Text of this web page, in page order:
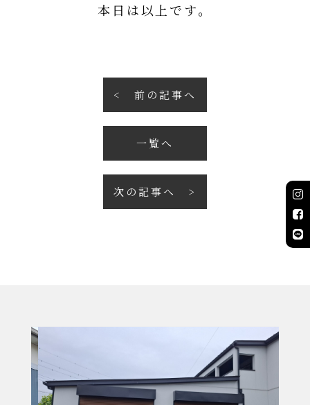
本日は以上です。
前の記事へ
一覧へ
次の記事へ